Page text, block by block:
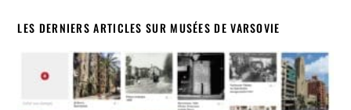
LES DERNIERS ARTICLES SUR MUSÉES DE VARSOVIE